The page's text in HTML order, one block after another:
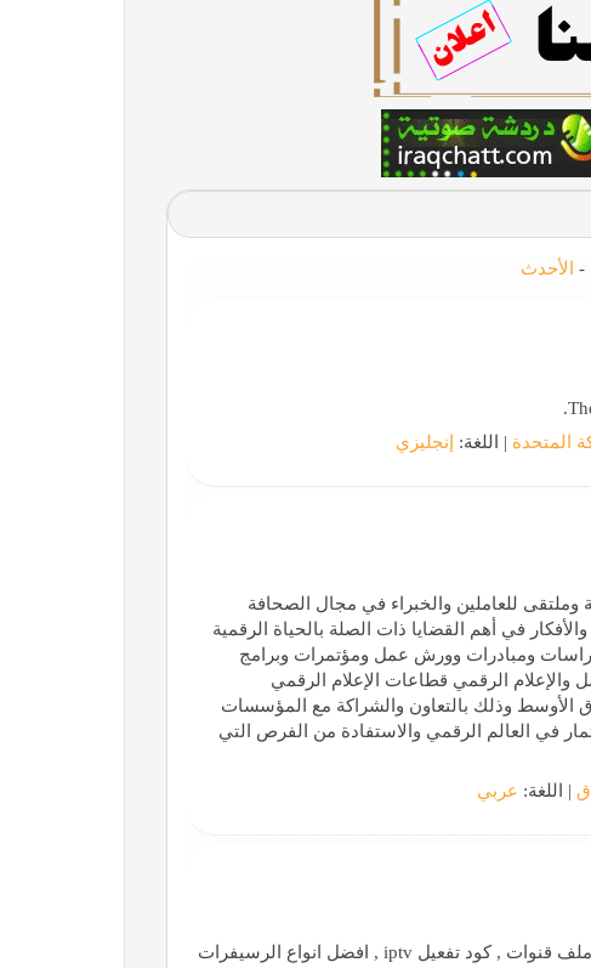
- الأحدث
المتحدة | اللغة: إنجليزي
للعاملين والخبراء في مجال الصحافة
في أهم القضايا ذات الصلة بالحياة الرقمية
ومبادرات وورش عمل ومؤتمرات وبرامج
والإعلام الرقمي قطاعات الإعلام الرقمي
الأوسط وذلك بالتعاون والشراكة مع المؤسسات
في العالم الرقمي والاستفادة من الفرص التي
| اللغة: عربي
افضل رسيفر 2022 , افضل رسيفر iptv , سوفت وير , ملف قنوات , كود تفعيل iptv , افضل انواع الرسيفرات